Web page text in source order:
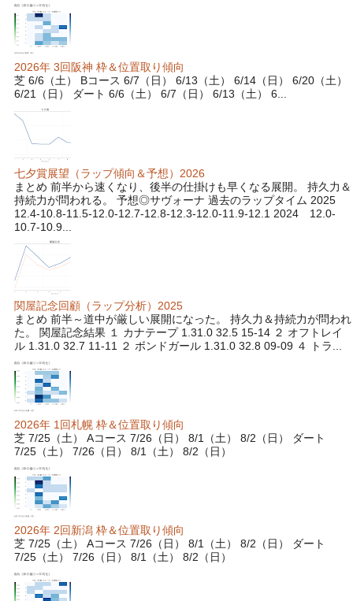
2026年 3回阪神 枠＆位置取り傾向
芝 6/6（土） Bコース 6/7（日） 6/13（土） 6/14（日） 6/20（土）
6/21（日） ダート 6/6（土） 6/7（日） 6/13（土） 6...
七夕賞展望（ラップ傾向＆予想）2026
まとめ 前半から速くなり、後半の仕掛けも早くなる展開。 持久力＆
持続力が問われる。 予想◎サヴォーナ 過去のラップタイム 2025
12.4-10.8-11.5-12.0-12.7-12.8-12.3-12.0-11.9-12.1 2024 12.0-
10.7-10.9...
関屋記念回顧（ラップ分析）2025
まとめ 前半～道中が厳しい展開になった。 持久力＆持続力が問われ
た。 関屋記念結果 １ カナテープ 1.31.0 32.5 15-14 ２ オフトレイ
ル 1.31.0 32.7 11-11 ２ ボンドガール 1.31.0 32.8 09-09 ４ トラ...
2026年 1回札幌 枠＆位置取り傾向
芝 7/25（土） Aコース 7/26（日） 8/1（土） 8/2（日） ダート
7/25（土） 7/26（日） 8/1（土） 8/2（日）
2026年 2回新潟 枠＆位置取り傾向
芝 7/25（土） Aコース 7/26（日） 8/1（土） 8/2（日） ダート
7/25（土） 7/26（日） 8/1（土） 8/2（日）